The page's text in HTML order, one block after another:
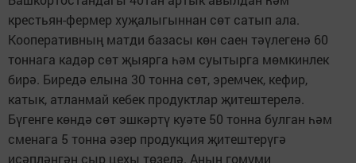
крестьян-фермер хуҗалыгыннан сөт сатып ала.
Кооперативның матди базасы көн саен тәүлегенә 60
тоннага кадәр сөт җыярга һәм суытырга мөмкинлек
бирә. Биредә елына 30 тонна сөт, эремчек, кефир,
катык, атланмай кебек продуктлар җитештерелә.
Бүгенге көндә сөт эшкәртү куәте 50 тонна булган һәм
сменага 5 тонна әзер продукция җитештерүгә
исәпләнгән сыр цехы төзелә. Аның гомуми